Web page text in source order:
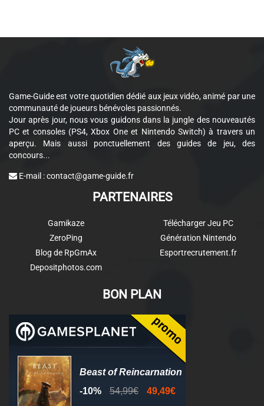
Game-Guide est votre quotidien dédié aux jeux vidéo, animé par une
communauté de joueurs bénévoles passionnés.
Jour après jour, nous vous guidons dans la jungle des nouveautés
PC et consoles (PS4, Xbox One et Nintendo Switch) à travers un
aperçu. Mais aussi ponctuellement des guides de jeu, des
concours...
E-mail :contact@game-guide.fr
PARTENAIRES
Gamikaze
ZeroPing
Blog de RpGmAx
Depositphotos.com
Télécharger Jeu PC
Génération Nintendo
Esportrecrutement.fr
BON PLAN